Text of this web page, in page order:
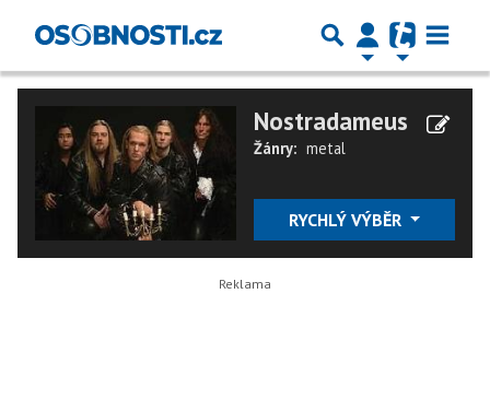
Nostradameus
Žánry: metal
RYCHLÝ VÝBĚR